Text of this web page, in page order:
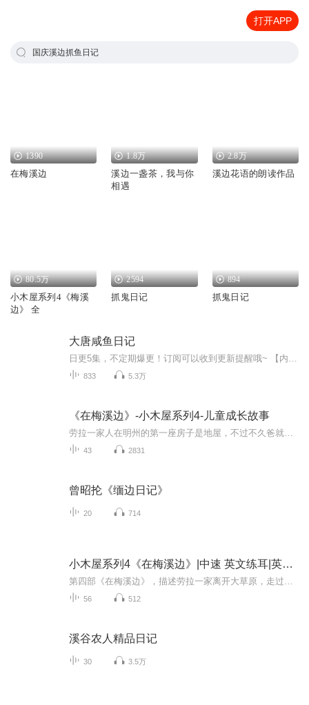
打开APP
国庆溪边抓鱼日记
1390
在梅溪边
1.8万
溪边一盏茶，我与你
相遇
2.8万
溪边花语的朗读作品
80.5万
小木屋系列4《梅溪
边》 全
2594
抓鬼日记
894
抓鬼日记
大唐咸鱼日记
833 5.3万
《在梅溪边》-小木屋系列4-儿童成长故事
43 2831
曾昭抡《缅边日记》
20 714
小木屋系列4《在梅溪边》|中速 英文练耳|英文字幕
56 512
溪谷农人精品日记
30 3.5万